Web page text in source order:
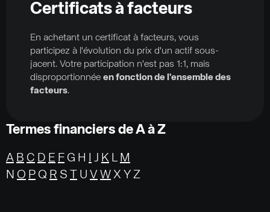
Certificats à facteurs
En achetant un certificat à facteurs, vous
participez à l'évolution du prix d'un actif sous-
jacent. Votre participation n'est pas 1:1, mais
disproportionnée en fonction de l'ensemble des
facteurs.
Termes financiers de A à Z
A B C D E F G H J K L M
N O P Q R S U V WX Y Z